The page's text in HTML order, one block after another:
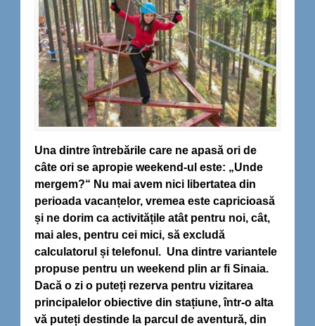
Una dintre întrebările care ne apasă ori de
câte ori se apropie weekend-ul este: „Unde
mergem?“ Nu mai avem nici libertatea din
perioada vacanțelor, vremea este capricioasă
și ne dorim ca activitățile atât pentru noi, cât,
mai ales, pentru cei mici, să excludă
calculatorul și telefonul. Una dintre variantele
propuse pentru un weekend plin ar fi Sinaia.
Dacă o zi o puteți rezerva pentru vizitarea
principalelor obiective din stațiune, într-o alta
vă puteți destinde la parcul de aventură, din